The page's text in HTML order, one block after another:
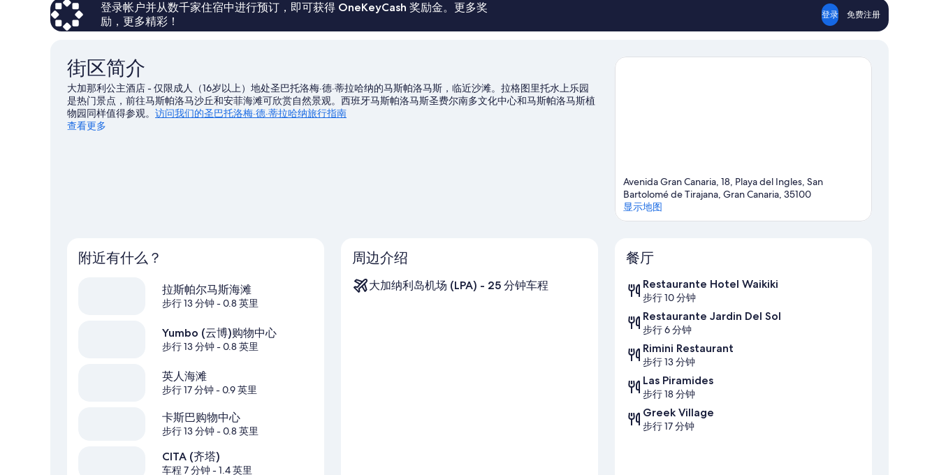
登录帐户并从数千家住宿中进行预订，即可获得 OneKeyCash 奖励金。更多奖
励，更多精彩！
登录 免费注册
街区简介
大加那利公主酒店 - 仅限成人（16岁以上）地处圣巴托洛梅·德·蒂拉哈纳的马斯帕洛马斯，临近沙滩。拉格图里托水上乐园
是热门景点，前往马斯帕洛马沙丘和安菲海滩可欣赏自然景观。西班牙马斯帕洛马斯圣费尔南多文化中心和马斯帕洛马斯植
物园同样值得参观。 访问我们的圣巴托洛梅·德·蒂拉哈纳旅行指南
查看更多
Avenida Gran Canaria, 18, Playa del Ingles, San
Bartolomé de Tirajana, Gran Canaria, 35100
显示地图
附近有什么？
拉斯帕尔马斯海滩
步行 13 分钟- 0.8 英里
Yumbo (云博)购物中心
步行 13 分钟- 0.8 英里
英人海滩
步行 17 分钟- 0.9 英里
卡斯巴购物中心
步行 13 分钟- 0.8 英里
CITA (齐塔)
车程 7 分钟- 1.4 英里
周边介绍
大加纳利岛机场 (LPA) - 25 分钟车程
餐厅
Restaurante Hotel Waikiki
步行 10 分钟
Restaurante Jardin Del Sol
步行 6 分钟
Rimini Restaurant
步行 13 分钟
Las Piramides
步行 18 分钟
Greek Village
步行 17 分钟